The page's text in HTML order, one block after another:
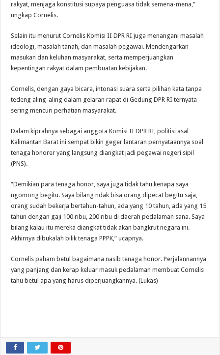
rakyat, menjaga konstitusi supaya penguasa tidak semena-mena,”
ungkap Cornelis.
Selain itu menurut Cornelis Komisi II DPR RI juga menangani masalah
ideologi, masalah tanah, dan masalah pegawai. Mendengarkan
masukan dan keluhan masyarakat, serta memperjuangkan
kepentingan rakyat dalam pembuatan kebijakan.
Cornelis, dengan gaya bicara, intonasi suara serta pilihan kata tanpa
tedeng aling-aling dalam gelaran rapat di Gedung DPR RI ternyata
sering mencuri perhatian masyarakat.
Dalam kiprahnya sebagai anggota Komisi II DPR RI, politisi asal
Kalimantan Barat ini sempat bikin geger lantaran pernyataannya soal
tenaga honorer yang langsung diangkat jadi pegawai negeri sipil
(PNS).
“Demikian para tenaga honor, saya juga tidak tahu kenapa saya
ngomong begitu. Saya bilang ndak bisa orang dipecat begitu saja,
orang sudah bekerja bertahun-tahun, ada yang 10 tahun, ada yang 15
tahun dengan gaji 100 ribu, 200 ribu di daerah pedalaman sana. Saya
bilang kalau itu mereka diangkat tidak akan bangkrut negara ini.
Akhirnya dibukalah bilik tenaga PPPK,” ucapnya.
Cornelis paham betul bagaimana nasib tenaga honor. Perjalannannya
yang panjang dan kerap keluar masuk pedalaman membuat Cornelis
tahu betul apa yang harus diperjuangkannya. (Lukas)